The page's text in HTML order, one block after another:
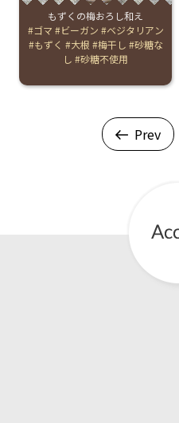
もずくの梅おろし和え
Tags:
ゴマ ビーガン
ベジタリアン
もずく
大根 梅干し
砂糖な
し
砂糖不使用
Prev